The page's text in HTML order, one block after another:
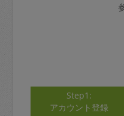
Step1:
アカウント登録